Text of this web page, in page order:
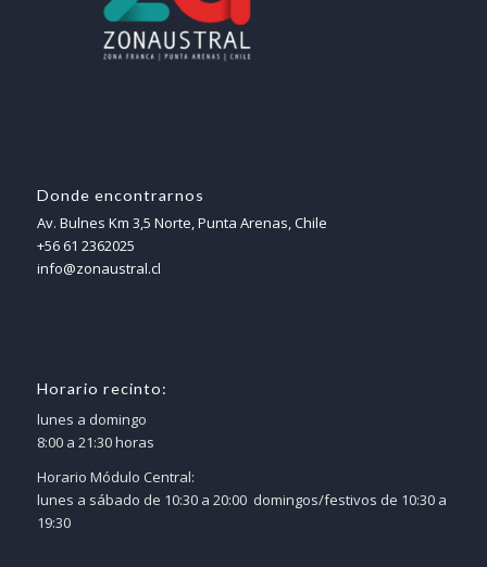
Donde encontrarnos
Av. Bulnes Km 3,5 Norte, Punta Arenas, Chile
+56 61 2362025
info@zonaustral.cl
Horario recinto:
lunes a domingo
8:00 a 21:30 horas
Horario Módulo Central:
lunes a sábado de 10:30 a 20:00 domingos/festivos de 10:30 a
19:30